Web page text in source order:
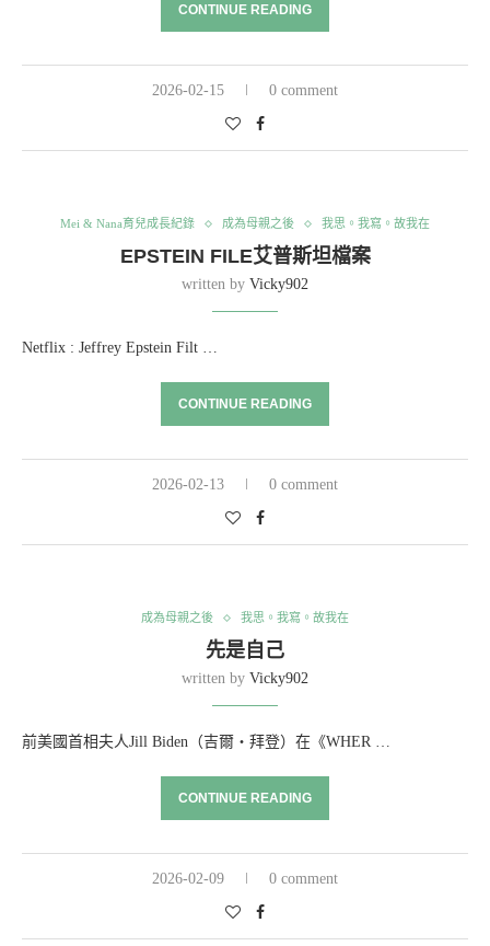
CONTINUE READING
2026-02-15 0 comment
Mei & Nana育兒成長紀錄 成為母親之後 我思。我寫。故我在
EPSTEIN FILE艾普斯坦檔案
written by Vicky902
Netflix : Jeffrey Epstein Filt …
CONTINUE READING
2026-02-13 0 comment
成為母親之後 我思。我寫。故我在
先是自己
written by Vicky902
前美國首相夫人Jill Biden（吉爾・拜登）在《WHER …
CONTINUE READING
2026-02-09 0 comment